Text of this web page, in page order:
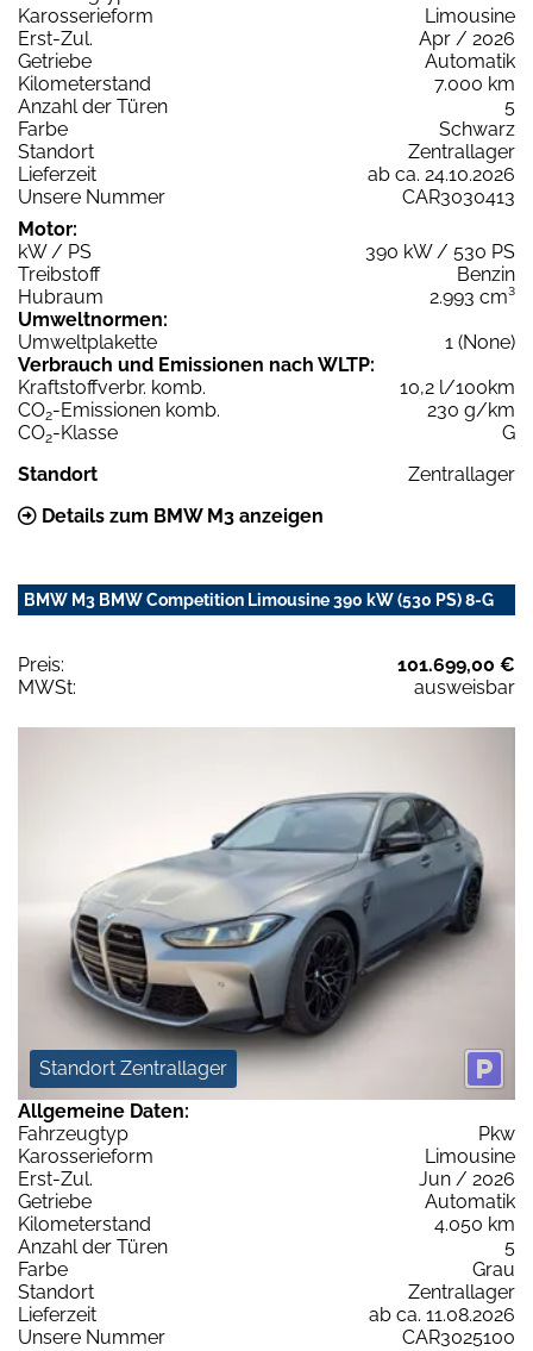
Karosserieform
Limousine
Erst-Zul.
Apr / 2026
Getriebe
Automatik
Kilometerstand
7.000 km
Anzahl der Türen
5
Farbe
Schwarz
Standort
Zentrallager
Lieferzeit
ab ca. 24.10.2026
Unsere Nummer
CAR3030413
Motor:
kW / PS
390 kW / 530 PS
Treibstoff
Benzin
Hubraum
2.993 cm³
Umweltnormen:
Umweltplakette
1 (None)
Verbrauch und Emissionen nach WLTP:
Kraftstoffverbr. komb.
10,2 l/100km
CO2-Emissionen komb.
230 g/km
CO2-Klasse
G
Standort
Zentrallager
Details zum BMW M3 anzeigen
BMW M3 BMW Competition Limousine 390 kW (530 PS) 8-G
Preis:
101.699,00 €
MWSt:
ausweisbar
Standort Zentrallager
Allgemeine Daten:
Fahrzeugtyp
Pkw
Karosserieform
Limousine
Erst-Zul.
Jun / 2026
Getriebe
Automatik
Kilometerstand
4.050 km
Anzahl der Türen
5
Farbe
Grau
Standort
Zentrallager
Lieferzeit
ab ca. 11.08.2026
Unsere Nummer
CAR3025100